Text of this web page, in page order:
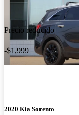
Precio reducido
-$1,999
2020 Kia Sorento